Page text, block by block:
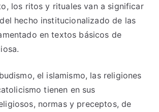
los ritos y rituales van a significar
hecho institucionalizado de las
en textos básicos de
el islamismo, las religiones
tienen en sus
normas y preceptos, de